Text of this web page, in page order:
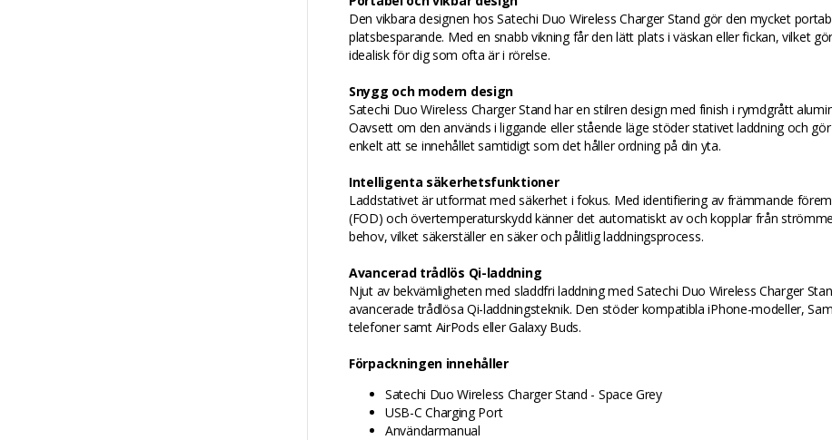
Den vikbara designen hos Satechi Duo Wireless Charger Stand gör den mycket
platsbesparande. Med en snabb vikning får den lätt plats i väskan eller fickan, vilket
idealisk för dig som ofta är i rörelse.
Snygg och modern design
Satechi Duo Wireless Charger Stand har en stilren design med finish i rymdgrått
Oavsett om den används i liggande eller stående läge stöder stativet laddning och
enkelt att se innehållet samtidigt som det håller ordning på din yta.
Intelligenta säkerhetsfunktioner
Laddstativet är utformat med säkerhet i fokus. Med identifiering av främmande
(FOD) och övertemperaturskydd känner det automatiskt av och kopplar från
behov, vilket säkerställer en säker och pålitlig laddningsprocess.
Avancerad trådlös Qi-laddning
Njut av bekvämligheten med sladdfri laddning med Satechi Duo Wireless Charger
avancerade trådlösa Qi-laddningsteknik. Den stöder kompatibla iPhone-modeller,
telefoner samt AirPods eller Galaxy Buds.
Förpackningen innehåller
Satechi Duo Wireless Charger Stand - Space Grey
USB-C Charging Port
Användarmanual